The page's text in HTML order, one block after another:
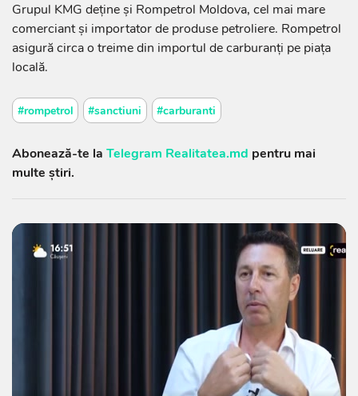
Grupul KMG deține și Rompetrol Moldova, cel mai mare
comerciant și importator de produse petroliere. Rompetrol
asigură circa o treime din importul de carburanți pe piața
locală.
#rompetrol #sanctiuni #carburanti
Abonează-te la Telegram Realitatea.md pentru mai
multe știri.